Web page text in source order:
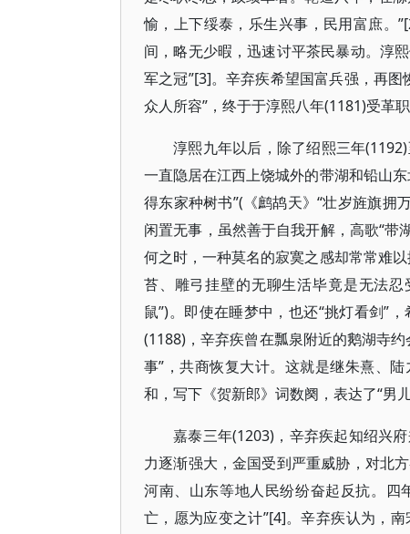
愉，上下绥泰，乐生兴事，民用富庶。
间，略无少暇，迅速讨平茶民暴动。淳
军之冠”[3]。辛弃疾希望国富兵强，再
众人所容”，终于于淳熙八年(1181)受革职
淳熙九年以后，除了绍熙三年
一直隐居在江西上饶城外的带湖和铅山
得东家种树书”(《鹧鸪天》“壮岁旌旗拥
闲置无事，虽然善于自我开解，高歌“带
何之时，一种莫名的寂寞之感却常常难
苔、雕弓挂壁的无聊生活毕竟是无法忍
鼠”)。即使在睡梦中，也还“挑灯看剑”
(1188)，辛弃疾曾在瓢泉附近的鹅湖寺
事”，共商恢复大计。这就是继朱熹、
和，写下《贺新郎》词数阕，表达了“男
嘉泰三年(1203)，辛弃疾起知绍兴
力逐渐强大，金国受到严重威胁，对北
河南、山东等地人民纷纷奋起反抗。四
亡，愿为应变之计”[4]。辛弃疾认为，